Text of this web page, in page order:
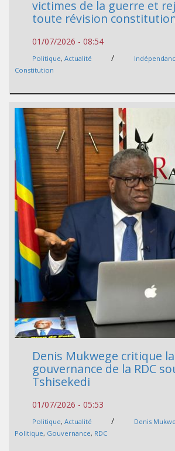
victimes de la guerre et
toute révision
01/07/2026 - 08:54
Politique, Actualité /
Constitution
Denis Mukwege critique la
gouvernance de la RDC
Tshisekedi
01/07/2026 - 05:53
Politique, Actualité / Denis
Politique, Gouvernance, RDC